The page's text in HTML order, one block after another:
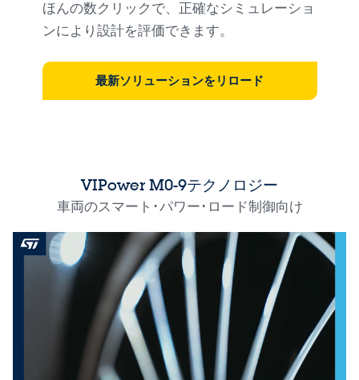
ほんの数クリックで、正確なシミュレーショ
ンにより設計を評価できます。
最新ソリューションをリロード
VIPower M0-9テクノロジー
車両のスマート･パワー･ロード制御向け